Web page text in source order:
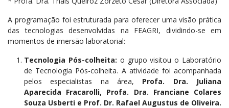
A programação foi estruturada para oferecer uma visão prática
das tecnologias desenvolvidas na FEAGRI, dividindo-se em
momentos de imersão laboratorial:
Tecnologia Pós-colheita: o grupo visitou o Laboratório
de Tecnologia Pós-colheita. A atividade foi acompanhada
pelos especialistas na área, Profa. Dra. Juliana
Aparecida Fracarolli, Profa. Dra. Franciane Colares
Souza Usberti e Prof. Dr. Rafael Augustus de Oliveira.